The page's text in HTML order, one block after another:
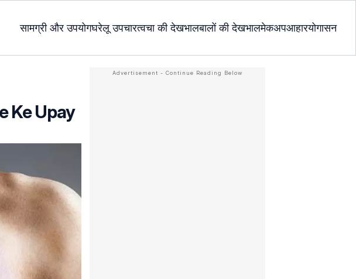
सामग्री और उपयोगघरेलू उपचारत्वचा की देखभालबालों की देखभालमेकअपआहारयोगासन
Ke Upay